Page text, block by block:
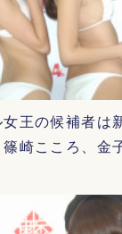
王の候補者は
崎こころ、金